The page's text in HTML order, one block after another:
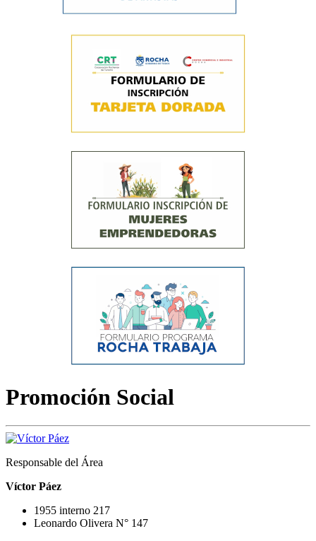
Promoción Social
Responsable del Área
Víctor Páez
1955 interno 217
Leonardo Olivera N° 147